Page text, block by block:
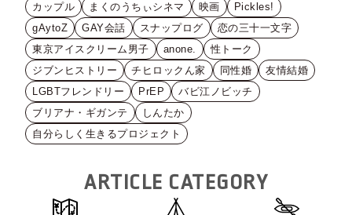
カップル
まくのうちぃシネマ 映画
Pickles!
gAytoZ
GAY会話 スナップログ
恋の三十一文字
東京アイスクリーム男子
anone.
性トーク
ジブンヒストリー
チヒロックん家 同性婚
友情結婚
LGBTフレンドリー
PrEP
バビ江ノビッチ
ブリアナ・ギガンテ
しんたか
自分らしく生きるプロジェクト
ARTICLE CATEGORY